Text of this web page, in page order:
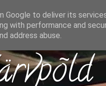
Google to deliver its
with performance and
address abuse.